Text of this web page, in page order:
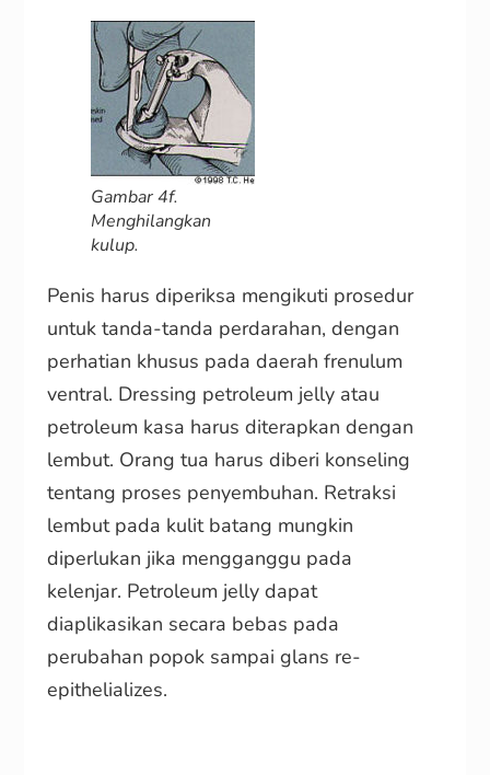
Gambar 4f.
Menghilangkan
kulup.
Penis harus diperiksa mengikuti prosedur
untuk tanda-tanda perdarahan, dengan
perhatian khusus pada daerah frenulum
ventral. Dressing petroleum jelly atau
petroleum kasa harus diterapkan dengan
lembut. Orang tua harus diberi konseling
tentang proses penyembuhan. Retraksi
lembut pada kulit batang mungkin
diperlukan jika mengganggu pada
kelenjar. Petroleum jelly dapat
diaplikasikan secara bebas pada
perubahan popok sampai glans re-
epithelializes.